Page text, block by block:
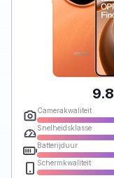
9.8
Camerakwaliteit
Snelheidsklasse
Batterijduur
Schermkwaliteit